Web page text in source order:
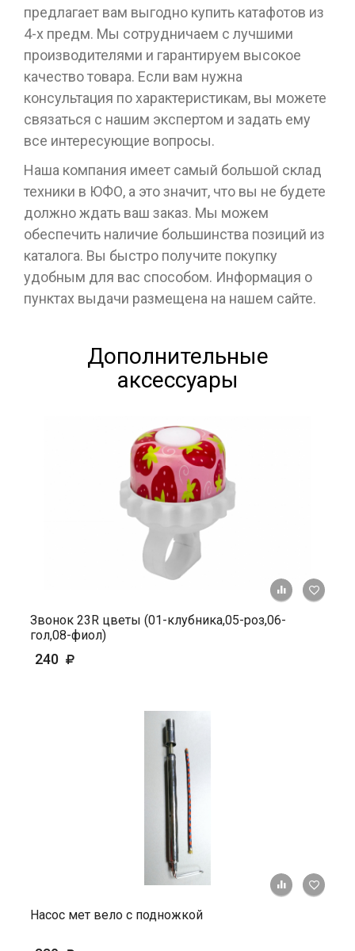
предлагает вам выгодно купить катафотов из
4-х предм. Мы сотрудничаем с лучшими
производителями и гарантируем высокое
качество товара. Если вам нужна
консультация по характеристикам, вы можете
связаться с нашим экспертом и задать ему
все интересующие вопросы.
Наша компания имеет самый большой склад
техники в ЮФО, а это значит, что вы не будете
должно ждать ваш заказ. Мы можем
обеспечить наличие большинства позиций из
каталога. Вы быстро получите покупку
удобным для вас способом. Информация о
пунктах выдачи размещена на нашем сайте.
Дополнительные
аксессуары
+ К
Звонок 23R цветы (01-клубника,05-роз,06-
гол,08-фиол)
240
+ К
Насос мет вело с подножкой